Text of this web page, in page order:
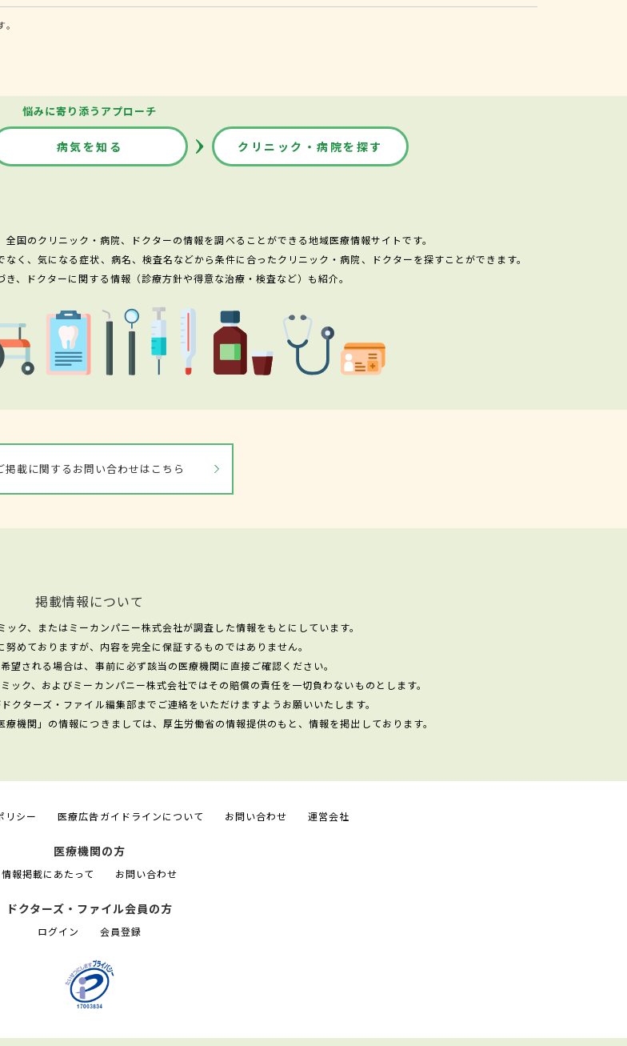
悩みに寄り添うアプローチ
病気を知る クリニック・病院を探す
国のクリニック・病院、ドクターの情報を調べることができる地域医療情報サイトです。
く、気になる症状、病名、検査名などから条件に合ったクリニック・病院、ドクターを探すことができます。
、ドクターに関する情報（診療方針や得意な治療・検査など）も紹介。
掲載に関するお問い合わせはこちら
掲載情報について
ク、またはミーカンパニー株式会社が調査した情報をもとにしています。
めておりますが、内容を完全に保証するものではありません。
望される場合は、事前に必ず該当の医療機関に直接ご確認ください。
ック、およびミーカンパニー株式会社ではその賠償の責任を一切負わないものとします。
クターズ・ファイル編集部までご連絡をいただけますようお願いいたします。
機関」の情報につきましては、厚生労働省の情報提供のもと、情報を掲出しております。
リシー 医療広告ガイドラインについて お問い合わせ 運営会社
医療機関の方
情報掲載にあたって お問い合わせ
ドクターズ・ファイル会員の方
ログイン 会員登録